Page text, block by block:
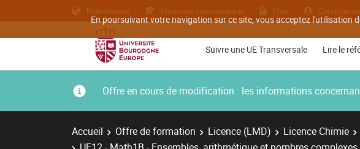
En poursuivant votre navigation sur ce site, vous acceptez l'utilisation
Bibliothèque Etudiants internationaux Plan
Suivre une UE Transversale Lire le
Offre en cours de modification : les informations
Accueil Offre de formation Licence (LMD) Licence Chimie